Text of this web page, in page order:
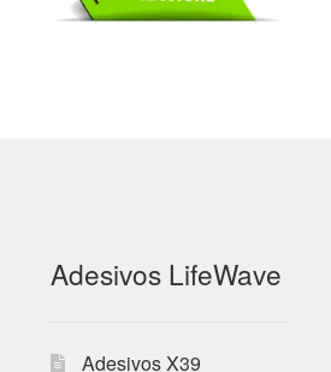
Adesivos LifeWave
Adesivos X39